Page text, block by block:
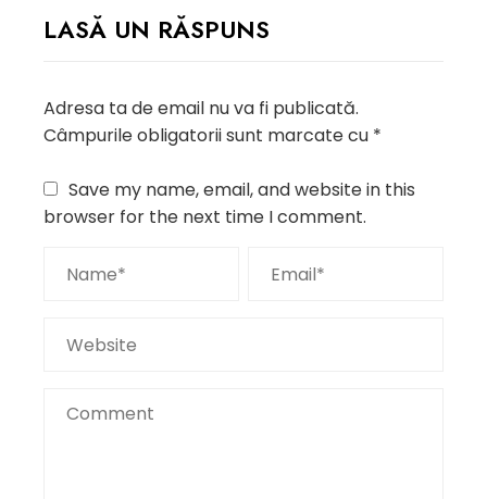
LASĂ UN RĂSPUNS
Adresa ta de email nu va fi publicată.
Câmpurile obligatorii sunt marcate cu *
Save my name, email, and website in this
browser for the next time I comment.